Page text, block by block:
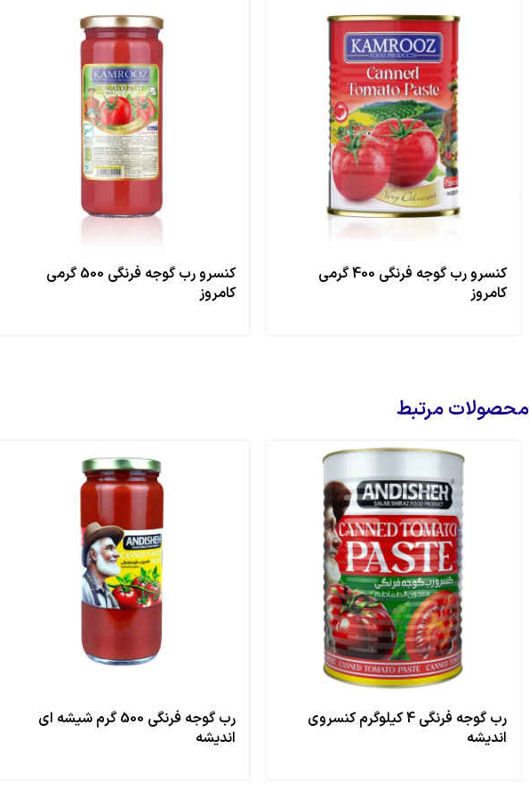
کنسرو رب گوجه فرنگی 400 گرمی
کامروز
کنسرو رب گوجه فرنگی 500 گرمی
کامروز
محصولات مرتبط
رب گوجه فرنگی 4 کیلوگرم کنسروی
اندیشه
رب گوجه فرنگی 500 گرم شیشه ای
اندیشه